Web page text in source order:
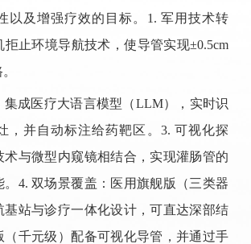
以及增强疗效的目标。 1. 军用技术转
拒止环境导航技术，使导管实现±0.5cm
集成医疗大语言模型（LLM），实时识
，并自动标注给药靶区。 3. 可视化探
术与微型内窥镜相结合，实现灌肠管的
4.双场景覆盖：医用旗舰版（三类器
基站与诊疗一体化设计，可直达深部结
（千元级）配备可视化导管，并通过手